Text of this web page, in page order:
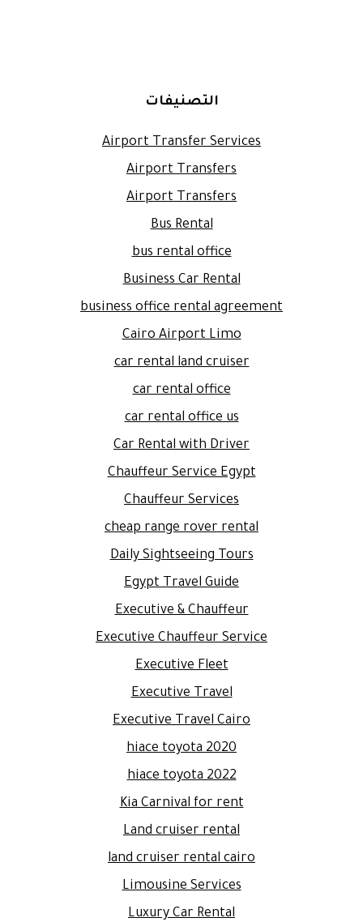
التصنيفات
Airport Transfer Services
Airport Transfers
Airport Transfers
Bus Rental
bus rental office
Business Car Rental
business office rental agreement
Cairo Airport Limo
car rental land cruiser
car rental office
car rental office us
Car Rental with Driver
Chauffeur Service Egypt
Chauffeur Services
cheap range rover rental
Daily Sightseeing Tours
Egypt Travel Guide
Executive & Chauffeur
Executive Chauffeur Service
Executive Fleet
Executive Travel
Executive Travel Cairo
hiace toyota 2020
hiace toyota 2022
Kia Carnival for rent
Land cruiser rental
land cruiser rental cairo
Limousine Services
Luxury Car Rental